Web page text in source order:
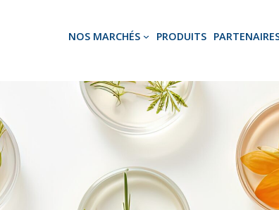
NOS MARCHÉS PRODUITS